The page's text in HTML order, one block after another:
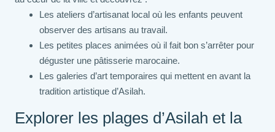
Les ateliers d’artisanat local où les enfants peuvent
observer des artisans au travail.
Les petites places animées où il fait bon s’arrêter pour
déguster une pâtisserie marocaine.
Les galeries d’art temporaires qui mettent en avant la
tradition artistique d’Asilah.
Explorer les plages d’Asilah et la